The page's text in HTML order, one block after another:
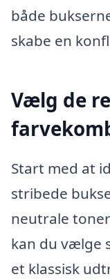
både
skabe en
Vælg de
Start med at
stribede
neutrale
kan du vælge
et klassisk